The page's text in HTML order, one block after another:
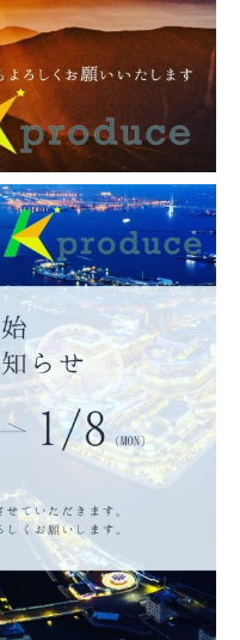
Copy
WEBサイト｜大阪府 堺市の24時間レンタ
店」
WEBサイト｜横浜市 旭区の24時間レンタ
峰店」
ーWEBサイト｜福岡県柳川市の24時間レン
駅前店」
カーWEBサイト｜北海道 帯広駅前の24時
広駅前店」